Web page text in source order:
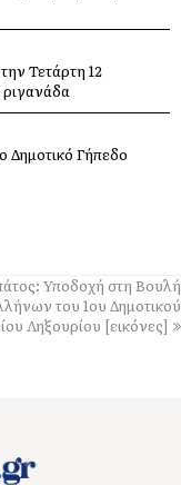
Τετάρτη 12
Γήπεδο
Ελειού–
Υποδοχή στη Βουλή
του 1ου Δημοτικού
Ληξουρίου [εικόνες]